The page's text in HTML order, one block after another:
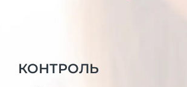
КОНТРОЛЬ